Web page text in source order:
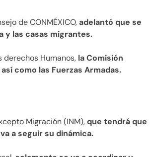
de CONMÉXICO,adelantó que se
y las casas migrantes.
derechos Humanos, la Comisión
como las Fuerzas Armadas.
Migración (INM),que tendrá que
a seguir su dinámica.